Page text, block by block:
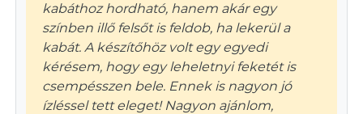
kabáthoz hordható, hanem akár egy
színben illő felsőt is feldob, ha lekerül a
kabát. A készítőhöz volt egy egyedi
kérésem, hogy egy leheletnyi feketét is
csempésszen bele. Ennek is nagyon jó
ízléssel tett eleget! Nagyon ajánlom,